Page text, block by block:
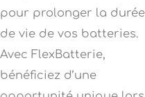
pour prolonger la durée
de vie de vos batteries.
Avec FlexBatterie,
bénéficiez d’une